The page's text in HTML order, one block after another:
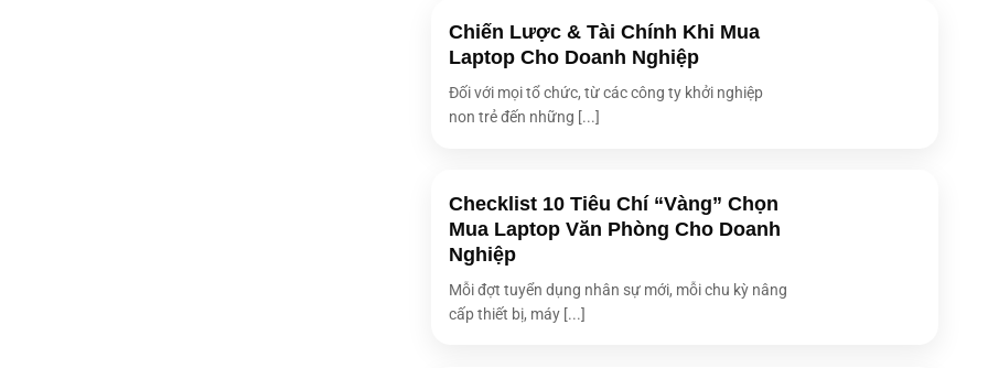
Chiến Lược & Tài Chính Khi Mua
Laptop Cho Doanh Nghiệp
Đối với mọi tổ chức, từ các công ty khởi nghiệp
non trẻ đến những [...]
Checklist 10 Tiêu Chí “Vàng” Chọn
Mua Laptop Văn Phòng Cho Doanh
Nghiệp
Mỗi đợt tuyển dụng nhân sự mới, mỗi chu kỳ nâng
cấp thiết bị, máy [...]